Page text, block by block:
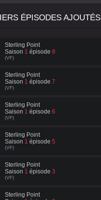
ÉPISODES AJOUTÉS
Sterling Point
Saison 1 épisode 8
(VF)
Sterling Point
Saison 1 épisode 7
(VF)
Sterling Point
Saison 1 épisode 6
(VF)
Sterling Point
Saison 1 épisode 5
(VF)
Sterling Point
Saison 1 épisode 3
(VF)
Sterling Point